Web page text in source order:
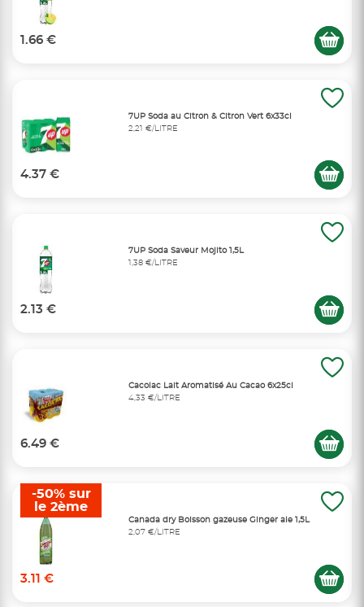
1.66 €
7UP Soda au Citron & Citron Vert 6x33cl
2,21 €/LITRE
4.37 €
7UP Soda Saveur Mojito 1,5L
1,38 €/LITRE
2.13 €
Cacolac Lait Aromatisé Au Cacao 6x25cl
4,33 €/LITRE
6.49 €
Canada dry Boisson gazeuse Ginger ale 1,5L
2,07 €/LITRE
3.11 €
-50% sur
le 2ème